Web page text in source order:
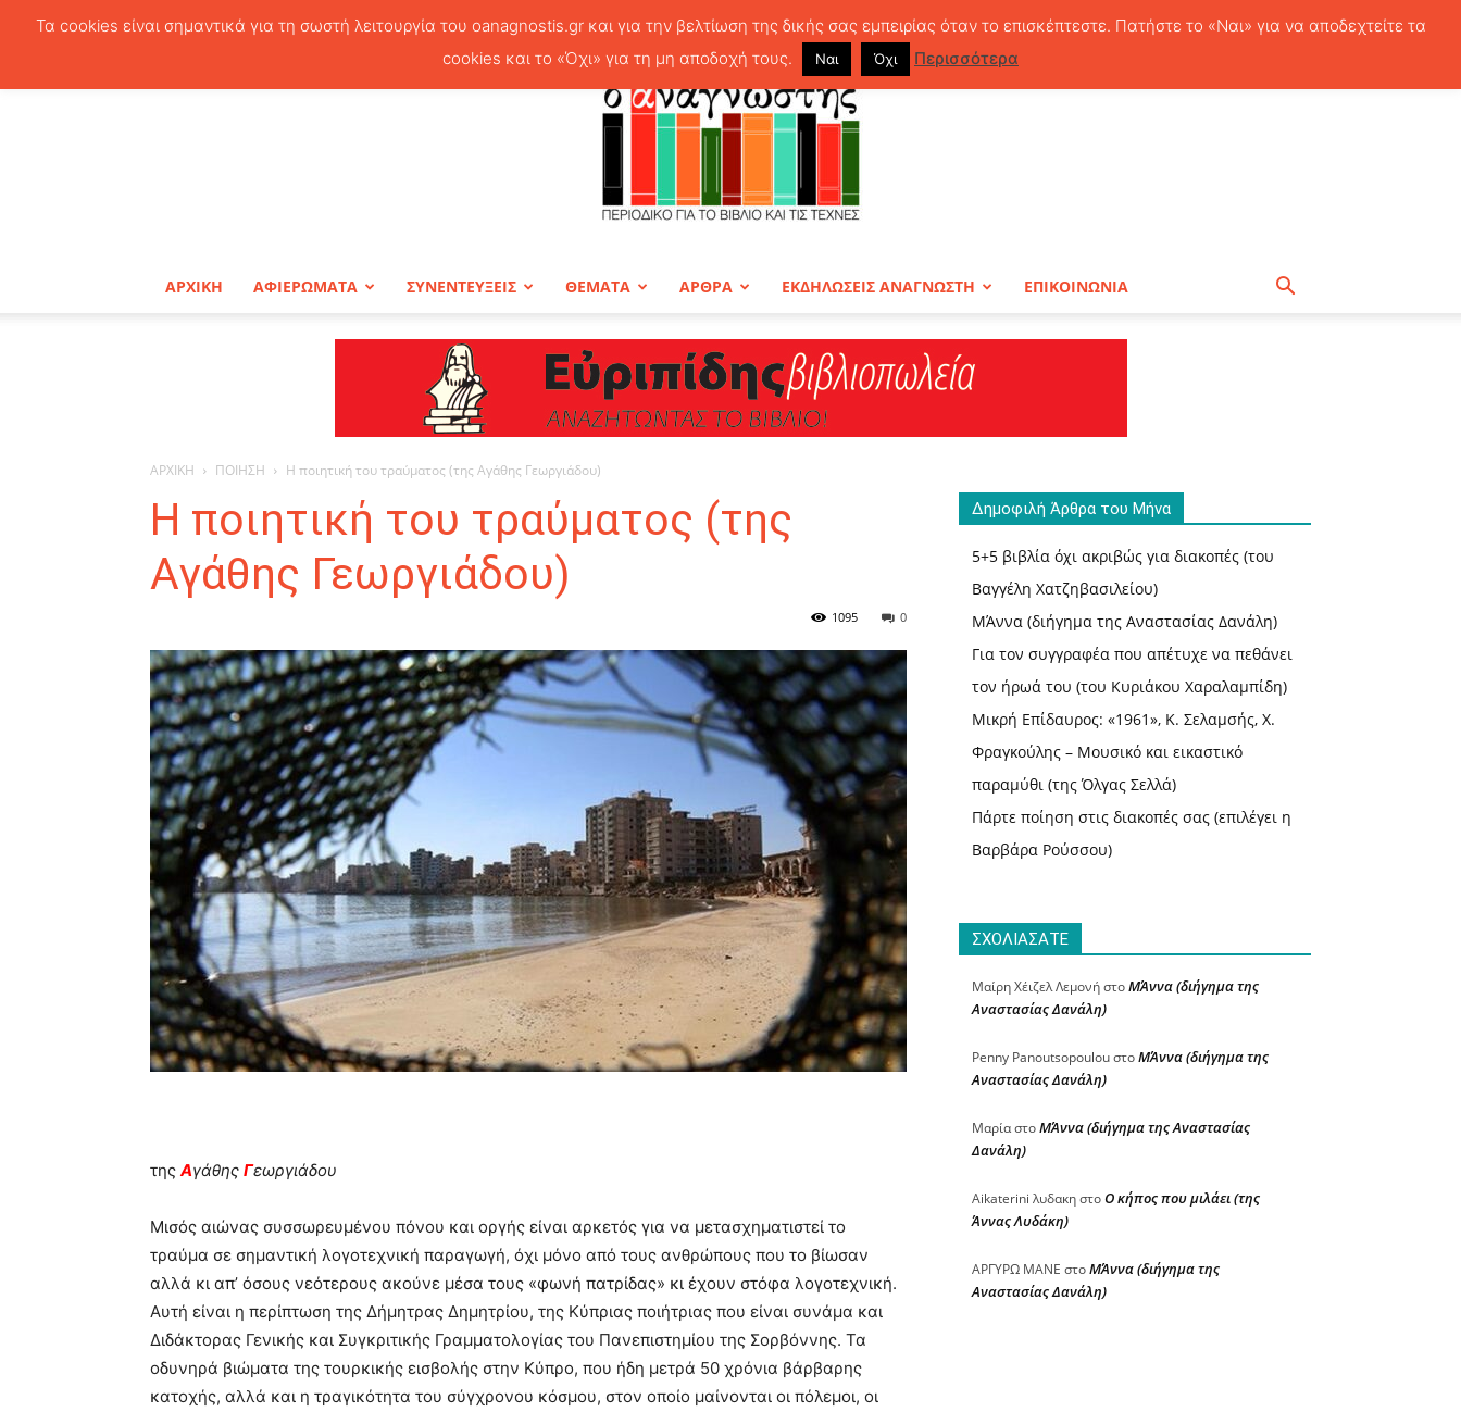
Παρασκευή, 7 Αυγούστου, 2026
ΑΝΑΓΝΩΣΤΗΣ
ΓΙΑ
ΤΟ
ΒΙΒΛΙΟ
ΤΙΣ
ΑΡΧΙΚΗ ΑΦΙΕΡΩΜΑΤΑ ΣΥΝΕΝΤΕΥΞΕΙΣ ΘΕΜΑΤΑ ΑΡΘΡΑ ΕΚΔΗΛΩΣΕΙΣ ΑΝΑΓΝΩΣΤΗ ΕΠΙΚΟΙΝΩΝΙΑ
ΑΡΧΙΚΗ ΠΟΙΗΣΗ Η ποιητική του τραύματος (της Αγάθης Γεωργιάδου)
Η ποιητική του τραύματος (της
Αγάθης Γεωργιάδου)
0
1095
τηςΑγάθης Γεωργιάδου
Μισός αιώνας συσσωρευμένου πόνου και οργής είναι αρκετός για να μετασχηματιστεί το
τραύμα σε σημαντική λογοτεχνική παραγωγή, όχι μόνο από τους ανθρώπους που το βίωσαν
αλλά κι απ’ όσους νεότερους ακούνε μέσα τους «φωνή πατρίδας» κι έχουν στόφα λογοτεχνική.
Αυτή είναι η περίπτωση της Δήμητρας Δημητρίου, της Κύπριας ποιήτριας που είναι συνάμα και
Διδάκτορας Γενικής και Συγκριτικής Γραμματολογίας του Πανεπιστημίου της Σορβόννης. Τα
οδυνηρά βιώματα της τουρκικής εισβολής στην Κύπρο, που ήδη μετρά 50 χρόνια βάρβαρης
κατοχής, αλλά και η τραγικότητα του σύγχρονου κόσμου, στον οποίο μαίνονται οι πόλεμοι, οι
Δημοφιλή Άρθρα του Μήνα
5+5 βιβλία όχι ακριβώς για διακοπές (του
Βαγγέλη Χατζηβασιλείου)
ΜΆννα (διήγημα της Αναστασίας Δανάλη)
Για τον συγγραφέα που απέτυχε να πεθάνει
τον ήρωά του (του Κυριάκου Χαραλαμπίδη)
Μικρή Επίδαυρος: «1961», Κ. Σελαμσής, Χ.
Φραγκούλης – Μουσικό και εικαστικό
παραμύθι (της Όλγας Σελλά)
Πάρτε ποίηση στις διακοπές σας (επιλέγει η
Βαρβάρα Ρούσσου)
ΣΧΟΛΙΑΣΑΤΕ
Μαίρη Χέιζελ ΛεμονήστοΜΆννα (διήγημα της
Αναστασίας Δανάλη)
Penny PanoutsopoulouστοΜΆννα (διήγημα της
Αναστασίας Δανάλη)
ΜαρίαστοΜΆννα (διήγημα της Αναστασίας
Δανάλη)
Aikaterini λυδακηστοΟ κήπος που μιλάει (της
Άννας Λυδάκη)
ΑΡΓΥΡΩ ΜΑΝΕ στοΜΆννα (διήγημα της
Αναστασίας Δανάλη)
Τα cookies είναι σημαντικά για τη σωστή λειτουργία του oanagnostis.gr και για την βελτίωση της δικής σας εμπειρίας όταν το επισκέπτεστε. Πατήστε το «Ναι» για να αποδεχτείτε τα
cookies και το «Όχι» για τη μη αποδοχή τους.
Ναι Όχι Περισσότερα